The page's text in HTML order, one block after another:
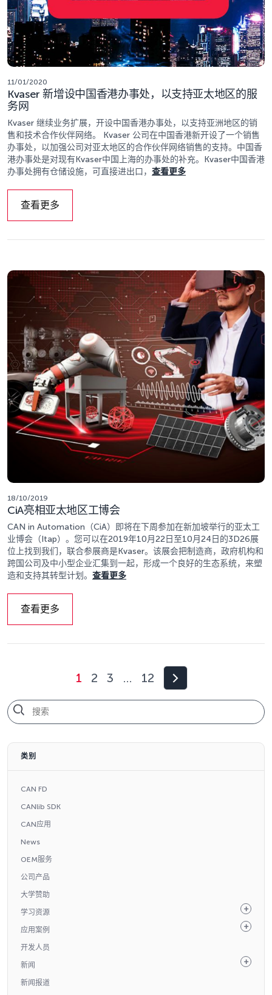
11/01/2020
Kvaser 新增设中国香港办事处，以支持亚太地区的服
务网
Kvaser 继续业务扩展，开设中国香港办事处，以支持亚洲地区的销
售和技术合作伙伴网络。 Kvaser 公司在中国香港新开设了一个销售
办事处，以加强公司对亚太地区的合作伙伴网络销售的支持。中国香
港办事处是对现有Kvaser中国上海的办事处的补充。Kvaser中国香港
办事处拥有仓储设施，可直接进出口， 查看更多
查看更多
18/10/2019
CiA亮相亚太地区工博会
CAN in Automation（CiA）即将在下周参加在新加坡举行的亚太工
业博会（Itap）。您可以在2019年10月22日至10月24日的3D26展
位上找到我们，联合参展商是Kvaser。该展会把制造商，政府机构和
跨国公司及中小型企业汇集到一起，形成一个良好的生态系统，来塑
造和支持其转型计划。 查看更多
查看更多
1 2 3 … 12
类别
CAN FD
CANlib SDK
CAN应用
News
OEM服务
公司产品
大学赞助
学习资源
应用案例
开发人员
新闻
新闻报道